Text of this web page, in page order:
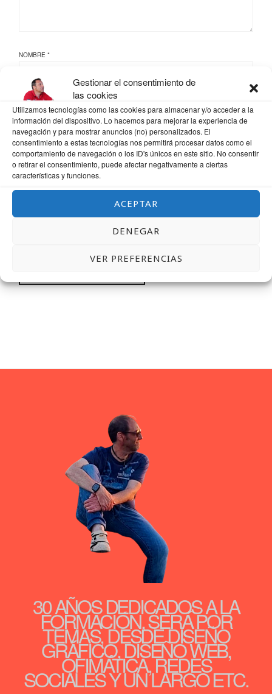
Gestionar el consentimiento de
las cookies
Utilizamos tecnologías como las cookies para almacenar y/o acceder a la
información del dispositivo. Lo hacemos para mejorar la experiencia de
navegación y para mostrar anuncios (no) personalizados. El
consentimiento a estas tecnologías nos permitirá procesar datos como el
comportamiento de navegación o los ID's únicos en este sitio. No consentir
o retirar el consentimiento, puede afectar negativamente a ciertas
características y funciones.
ACEPTAR
DENEGAR
VER PREFERENCIAS
NOMBRE*
CORREO ELECTRÓNICO*
WEB
PARA LA PRÓXIMA VEZ QUE COMENTE.
30 AÑOS DEDICADOS A LA
FORMACIÓN, SERÁ POR
TEMAS, DESDE DISEÑO
GRÁFICO, DISEÑO WEB,
OFIMÁTICA, REDES
SOCIALES Y UN LARGO ETC.